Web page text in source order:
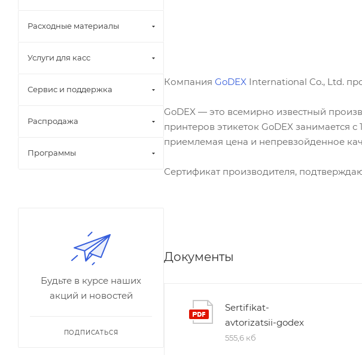
Компания GoDEX International Co., Ltd.
GoDEX — это всемирно известный
принтеров этикеток GoDEX занимается
приемлемая цена и непревзойденное
Сертификат производителя,
Документы
Sertifikat-
avtorizatsii-godex
555,6 кб
Расходные материалы
Услуги для касс
Сервис и поддержка
Распродажа
Программы
Будьте в курсе наших
акций и новостей
ПОДПИСАТЬСЯ